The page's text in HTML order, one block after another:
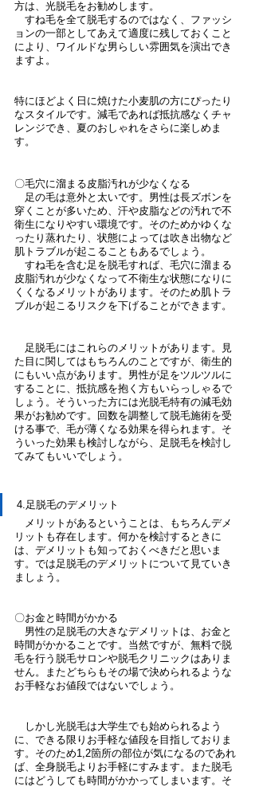
方は、光脱毛をお勧めします。
すね毛を全て脱毛するのではなく、ファッシ
ョンの一部としてあえて適度に残しておくこと
により、ワイルドな男らしい雰囲気を演出でき
ますよ。
特にほどよく日に焼けた小麦肌の方にぴったり
なスタイルです。減毛であれば抵抗感なくチャ
レンジでき、夏のおしゃれをさらに楽しめま
す。
〇毛穴に溜まる皮脂汚れが少なくなる
足の毛は意外と太いです。男性は長ズボンを
穿くことが多いため、汗や皮脂などの汚れで不
衛生になりやすい環境です。そのためかゆくな
ったり蒸れたり、状態によっては吹き出物など
肌トラブルが起こることもあるでしょう。
すね毛を含む足を脱毛すれば、毛穴に溜まる
皮脂汚れが少なくなって不衛生な状態になりに
くくなるメリットがあります。そのため肌トラ
ブルが起こるリスクを下げることができます。
足脱毛にはこれらのメリットがあります。見
た目に関してはもちろんのことですが、衛生的
にもいい点があります。男性が足をツルツルに
することに、抵抗感を抱く方もいらっしゃるで
しょう。そういった方には光脱毛特有の減毛効
果がお勧めです。回数を調整して脱毛施術を受
ける事で、毛が薄くなる効果を得られます。そ
ういった効果も検討しながら、足脱毛を検討し
てみてもいいでしょう。
4.足脱毛のデメリット
メリットがあるということは、もちろんデメ
リットも存在します。何かを検討するときに
は、デメリットも知っておくべきだと思いま
す。では足脱毛のデメリットについて見ていき
ましょう。
〇お金と時間がかかる
男性の足脱毛の大きなデメリットは、お金と
時間がかかることです。当然ですが、無料で脱
毛を行う脱毛サロンや脱毛クリニックはありま
せん。またどちらもその場で決められるような
お手軽なお値段ではないでしょう。
しかし光脱毛は大学生でも始められるよう
に、できる限りお手軽な値段を目指しておりま
す。そのため1,2箇所の部位が気になるのであれ
ば、全身脱毛よりお手軽にすみます。また脱毛
にはどうしても時間がかかってしまいます。そ